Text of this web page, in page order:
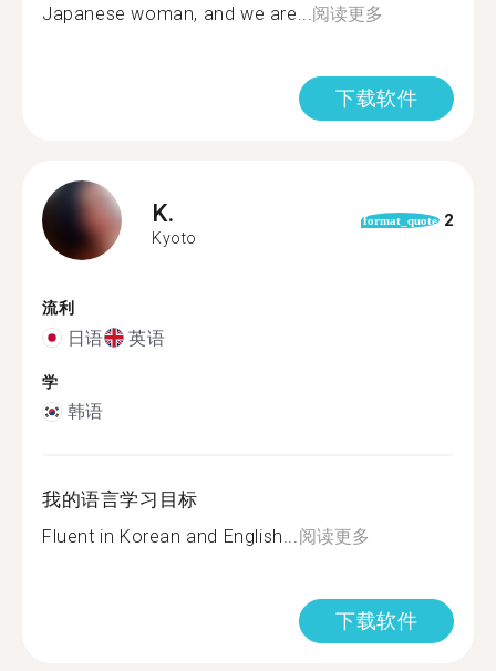
Japanese woman, and we are...阅读更多
下载软件
K.
Kyoto
format_quote 2
流利
日语 英语
学
韩语
我的语言学习目标
Fluent in Korean and English...阅读更多
下载软件